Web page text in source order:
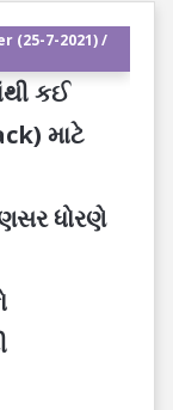
(25-7-2021) /
કઈ
માટે
ધોરણે